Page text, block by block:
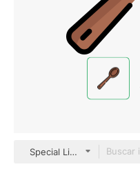
Special Lineal color